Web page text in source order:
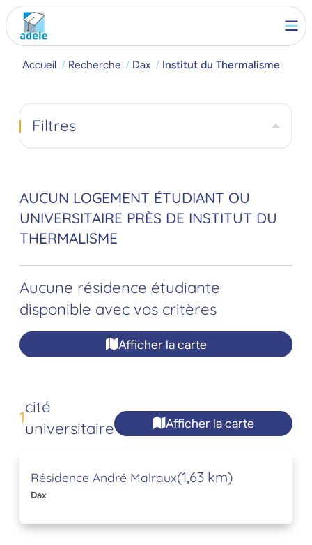
Accueil Recherche Dax Institut du Thermalisme
AUCUN LOGEMENT ÉTUDIANT OU
UNIVERSITAIRE PRÈS DE INSTITUT DU
THERMALISME
Aucune résidence étudiante
disponible avec vos critères
Afficher la carte
1
cité
universitaire
Afficher la carte
Résidence André Malraux(1,63 km)
Dax
Filtres